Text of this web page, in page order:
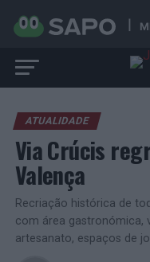
ATUALIDADE
Via Crúcis
Valença
Recriação histórica de
com área gastronómica,
artesanato, espaços de